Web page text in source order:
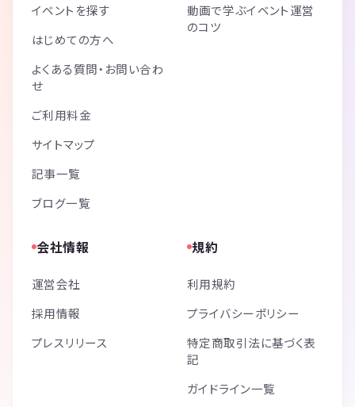
イベントを探す
はじめての方へ
よくある質問・お問い合わ
せ
ご利用料金
サイトマップ
記事一覧
ブログ一覧
動画で学ぶイベント運営
のコツ
会社情報
運営会社
採用情報
プレスリリース
規約
利用規約
プライバシーポリシー
特定商取引法に基づく表
記
ガイドライン一覧